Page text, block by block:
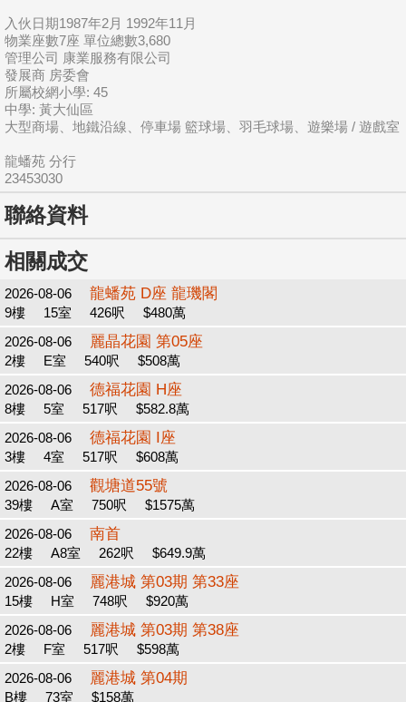
入伙日期1987年2月 1992年11月
物業座數7座 單位總數3,680
管理公司 康業服務有限公司
發展商 房委會
所屬校網小學: 45
中學: 黃大仙區
大型商場、地鐵沿線、停車場 籃球場、羽毛球場、遊樂場 / 遊戲室
龍蟠苑 分行
23453030
聯絡資料
相關成交
2026-08-06 龍蟠苑 D座 龍璣閣
9樓 15室 426呎
$480萬
2026-08-06
麗晶花園 第05座
2樓 E室 540呎
$508萬
2026-08-06
德福花園 H座
8樓 5室 517呎
$582.8萬
2026-08-06
德福花園 I座
3樓 4室 517呎
$608萬
2026-08-06
觀塘道55號
39樓 A室 750呎
$1575萬
2026-08-06
南首
22樓 A8室 262呎
$649.9萬
2026-08-06
麗港城 第03期 第33座
15樓 H室 748呎
$920萬
2026-08-06
麗港城 第03期 第38座
2樓 F室 517呎
$598萬
2026-08-06
麗港城 第04期
B樓 73室 $158萬